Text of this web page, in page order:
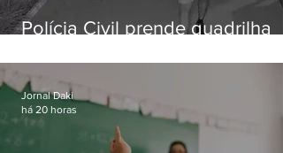
Polícia Civil prende quadrilha
residências de luxo no Rio
Jornal Daki
há 20 horas